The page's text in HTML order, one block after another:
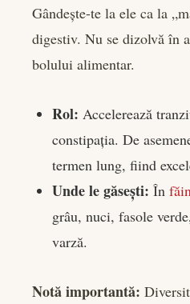
Gândește-te la ele ca la
digestiv. Nu se dizolvă în
bolului alimentar.
Rol: Accelerează
constipația. De
termen lung, fiind
Unde le găsești: În
grâu, nuci, fasole
varză.
Notă importantă: